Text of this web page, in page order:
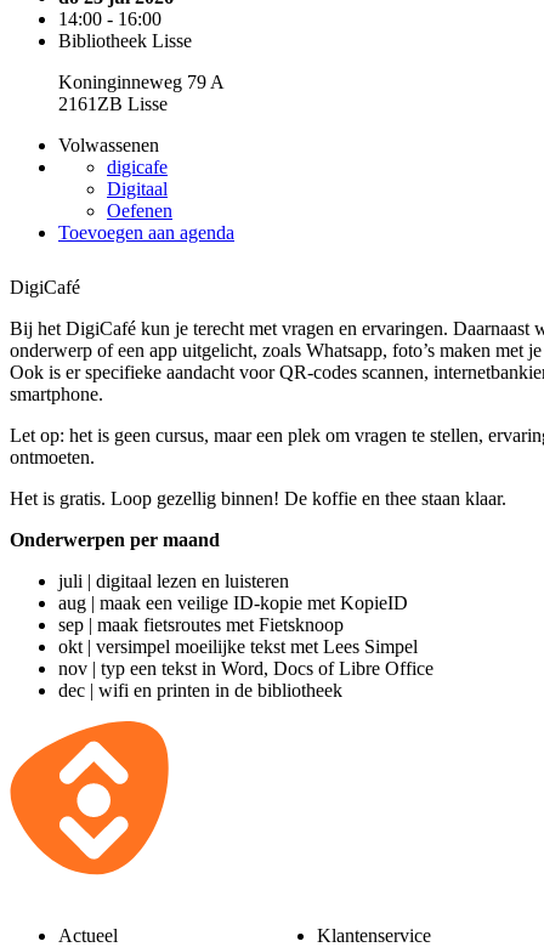
14:00 - 16:00
Bibliotheek Lisse
Koninginneweg 79 A
2161ZB Lisse
Volwassenen
digicafe
Digitaal
Oefenen
Toevoegen aan agenda
DigiCafé
Bij het DigiCafé kun je terecht met vragen en ervaringen. Daarnaast
onderwerp of een app uitgelicht, zoals Whatsapp, foto’s maken met
Ook is er specifieke aandacht voor QR-codes scannen,
smartphone.
Let op: het is geen cursus, maar een plek om vragen te stellen,
ontmoeten.
Het is gratis. Loop gezellig binnen! De koffie en thee staan klaar.
Onderwerpen per maand
juli | digitaal lezen en luisteren
aug | maak een veilige ID-kopie met KopieID
sep | maak fietsroutes met Fietsknoop
okt | versimpel moeilijke tekst met Lees Simpel
nov | typ een tekst in Word, Docs of Libre Office
dec | wifi en printen in de bibliotheek
Actueel Klantenservice